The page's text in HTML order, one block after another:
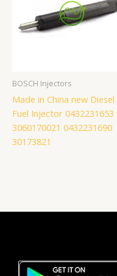
BOSCH Injectors
Made in China new Diesel
Fuel Injector 0432231653
3060170021 0432231690
30173821